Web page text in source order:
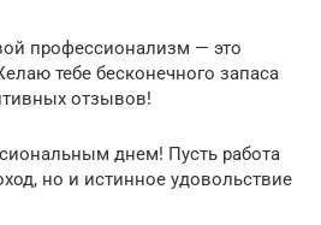
профессионализм — это
тебе бесконечного запаса
отзывов!
днем! Пусть работа
но и истинное удовольствие